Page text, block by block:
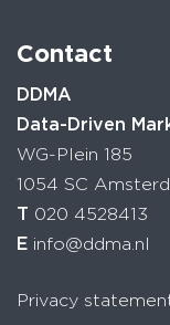
Contact
DDMA
Data-Driven
WG-Plein 185
1054 SC
T 020 4528413
E info@ddma.nl
Privacy